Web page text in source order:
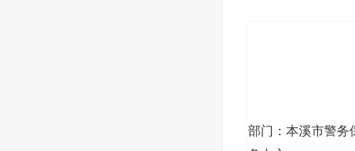
部门：本溪市警务